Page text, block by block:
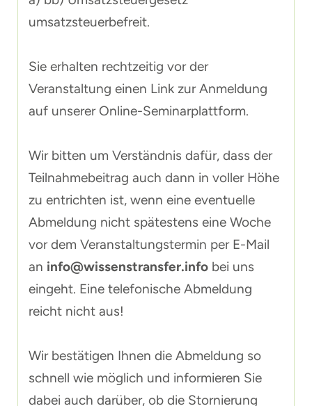
umsatzsteuerbefreit.
Sie erhalten rechtzeitig vor der
Veranstaltung einen Link zur Anmeldung
auf unserer Online-Seminarplattform.
Wir bitten um Verständnis dafür, dass der
Teilnahmebeitrag auch dann in voller Höhe
zu entrichten ist, wenn eine eventuelle
Abmeldung nicht spätestens eine Woche
vor dem Veranstaltungstermin per E-Mail
an info@wissenstransfer.info bei uns
eingeht. Eine telefonische Abmeldung
reicht nicht aus!
Wir bestätigen Ihnen die Abmeldung so
schnell wie möglich und informieren Sie
dabei auch darüber, ob die Stornierung